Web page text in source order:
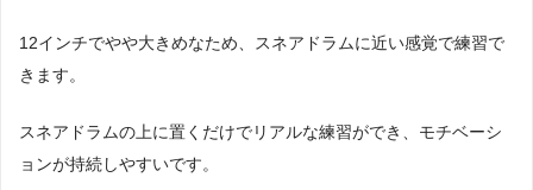
12インチでやや大きめなため、スネアドラムに近い感覚で練習で
きます。
スネアドラムの上に置くだけでリアルな練習ができ、モチベーシ
ョンが持続しやすいです。